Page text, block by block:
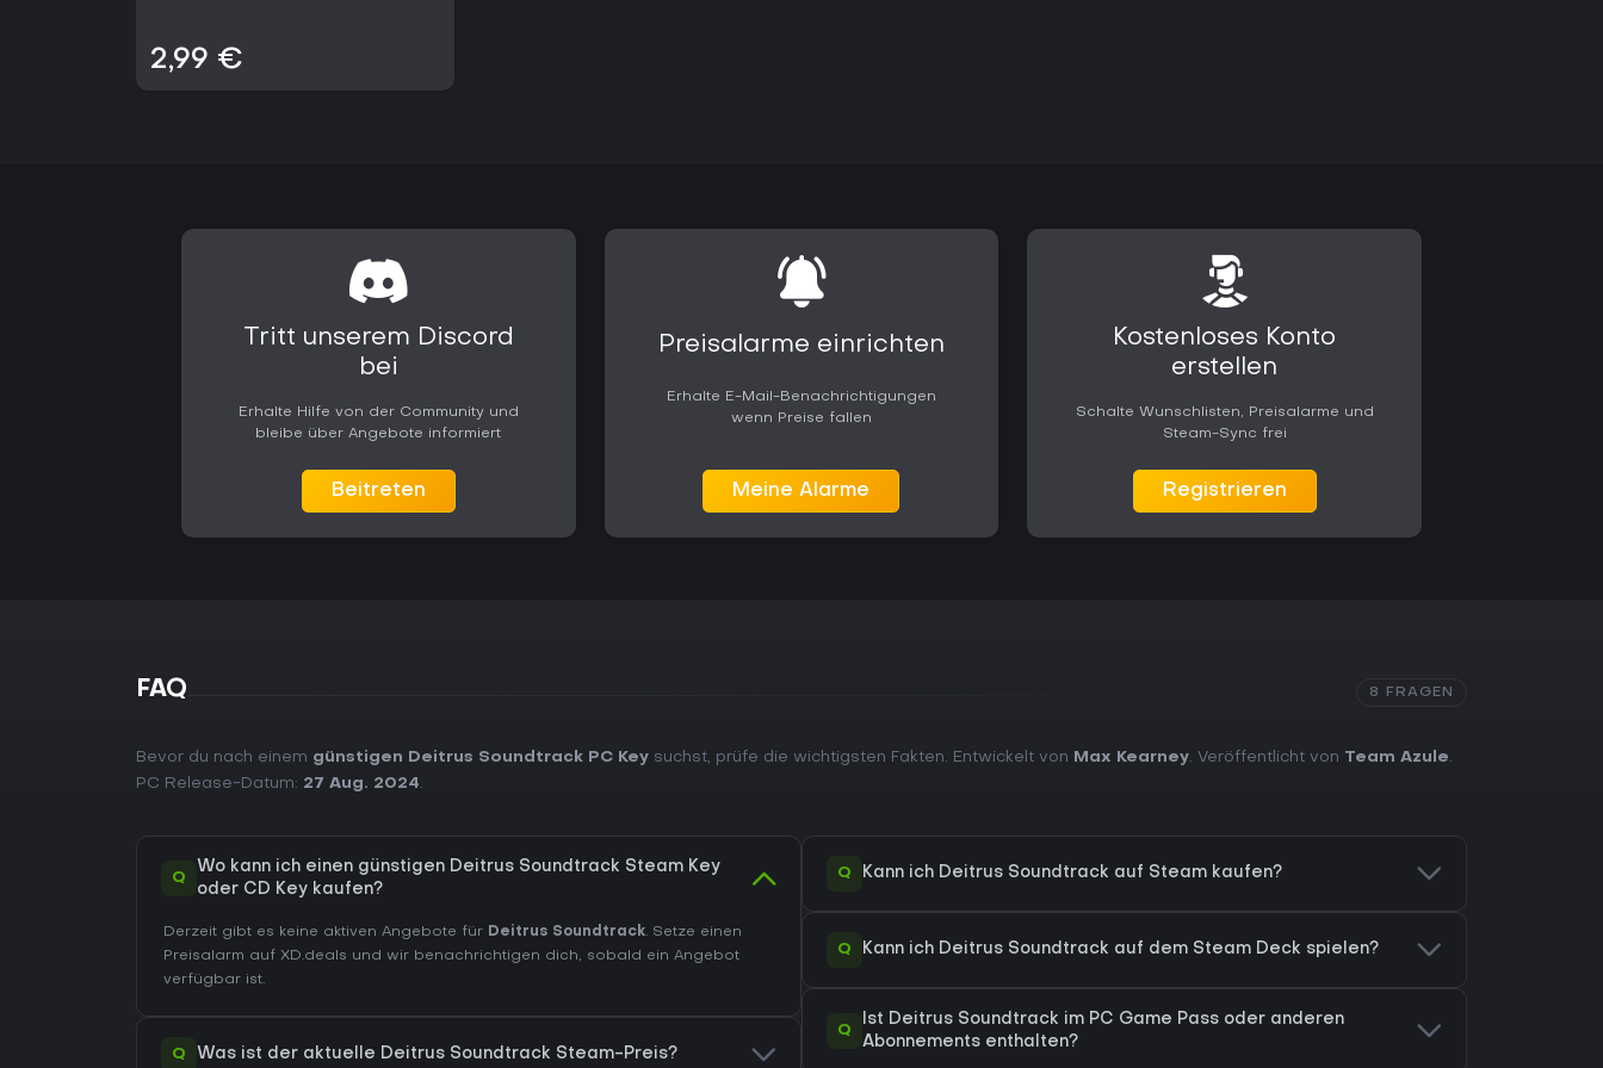
2,99 €
Tritt unserem Discord
bei
Erhalte Hilfe von der Community und
bleibe über Angebote informiert
Beitreten
Preisalarme einrichten
Erhalte E-Mail-Benachrichtigungen
wenn Preise fallen
Meine Alarme
Kostenloses Konto
erstellen
Schalte Wunschlisten, Preisalarme und
Steam-Sync frei
Registrieren
FAQ 8 FRAGEN
Bevor du nach einem günstigen Deitrus Soundtrack PC Key suchst, prüfe die wichtigsten Fakten. Entwickelt von Max Kearney. Veröffentlicht von Team Azule.
PC Release-Datum: 27 Aug. 2024.
Q
Wo kann ich einen günstigen Deitrus Soundtrack Steam Key
oder CD Key kaufen?
Derzeit gibt es keine aktiven Angebote für Deitrus Soundtrack. Setze einen
Preisalarm auf XD.deals und wir benachrichtigen dich, sobald ein Angebot
verfügbar ist.
Q Was ist der aktuelle Deitrus Soundtrack Steam-Preis?
Q Kann ich Deitrus Soundtrack auf Steam kaufen?
Q Kann ich Deitrus Soundtrack auf dem Steam Deck spielen?
Q
Ist Deitrus Soundtrack im PC Game Pass oder anderen
Abonnements enthalten?